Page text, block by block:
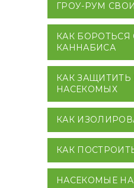
ГРОУ-РУМ
КАК
КАННАБИСА
КАК
НАСЕКОМЫХ
КАК
КАК
НАСЕКОМЫЕ